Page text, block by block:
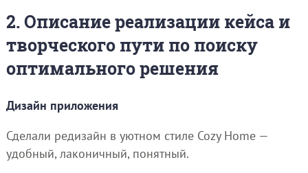
2. Описание реализации кейса и
творческого пути по поиску
оптимального решения
Дизайн приложения
Сделали редизайн в уютном стиле Cozy Home —
удобный, лаконичный, понятный.